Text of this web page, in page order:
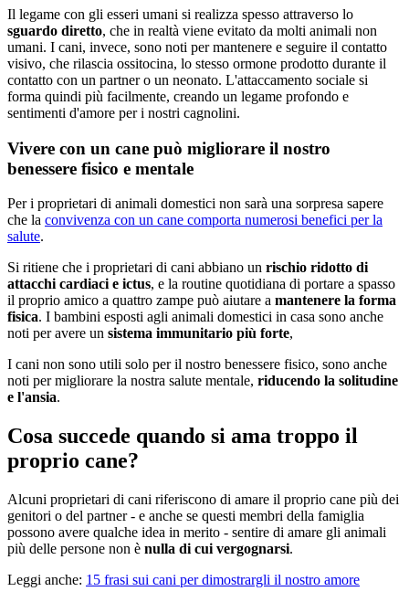
Il legame con gli esseri umani si realizza spesso attraverso lo
sguardo diretto, che in realtà viene evitato da molti animali non
umani. I cani, invece, sono noti per mantenere e seguire il contatto
visivo, che rilascia ossitocina, lo stesso ormone prodotto durante il
contatto con un partner o un neonato. L'attaccamento sociale si
forma quindi più facilmente, creando un legame profondo e
sentimenti d'amore per i nostri cagnolini.
Vivere con un cane può migliorare il nostro
benessere fisico e mentale
Per i proprietari di animali domestici non sarà una sorpresa sapere
che la convivenza con un cane comporta numerosi benefici per la
salute.
Si ritiene che i proprietari di cani abbiano un rischio ridotto di
attacchi cardiaci e ictus, e la routine quotidiana di portare a spasso
il proprio amico a quattro zampe può aiutare a mantenere la forma
fisica. I bambini esposti agli animali domestici in casa sono anche
noti per avere un sistema immunitario più forte,
I cani non sono utili solo per il nostro benessere fisico, sono anche
noti per migliorare la nostra salute mentale, riducendo la solitudine
e l'ansia.
Cosa succede quando si ama troppo il
proprio cane?
Alcuni proprietari di cani riferiscono di amare il proprio cane più dei
genitori o del partner - e anche se questi membri della famiglia
possono avere qualche idea in merito - sentire di amare gli animali
più delle persone non è nulla di cui vergognarsi.
Leggi anche: 15 frasi sui cani per dimostrargli il nostro amore